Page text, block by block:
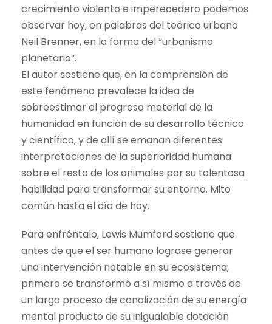
crecimiento violento e imperecedero podemos
observar hoy, en palabras del teórico urbano
Neil Brenner, en la forma del “urbanismo
planetario”.
El autor sostiene que, en la comprensión de
este fenómeno prevalece la idea de
sobreestimar el progreso material de la
humanidad en función de su desarrollo técnico
y científico, y de allí se emanan diferentes
interpretaciones de la superioridad humana
sobre el resto de los animales por su talentosa
habilidad para transformar su entorno. Mito
común hasta el día de hoy.
Para enfréntalo, Lewis Mumford sostiene que
antes de que el ser humano lograse generar
una intervención notable en su ecosistema,
primero se transformó a sí mismo a través de
un largo proceso de canalización de su energía
mental producto de su inigualable dotación